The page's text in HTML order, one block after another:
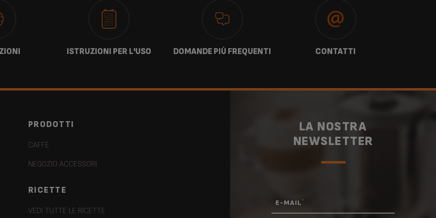
ISTRUZIONI PER L'USO DOMANDE PIÙ FREQUENTI CONTATTI
PRODOTTI
CAFFÈ
NEGOZIO ACCESSORI
RICETTE
VEDI TUTTE LE RICETTE
LA NOSTRA
NEWSLETTER
E-MAIL*